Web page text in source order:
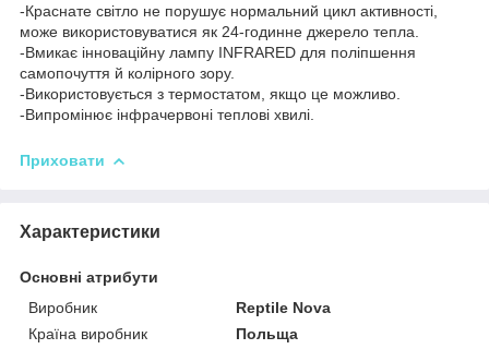
-Краснате світло не порушує нормальний цикл активності,
може використовуватися як 24-годинне джерело тепла.
-Вмикає інноваційну лампу INFRARED для поліпшення
самопочуття й колірного зору.
-Використовується з термостатом, якщо це можливо.
-Випромінює інфрачервоні теплові хвилі.
Приховати
Характеристики
Основні атрибути
Виробник
Reptile Nova
Країна виробник
Польща